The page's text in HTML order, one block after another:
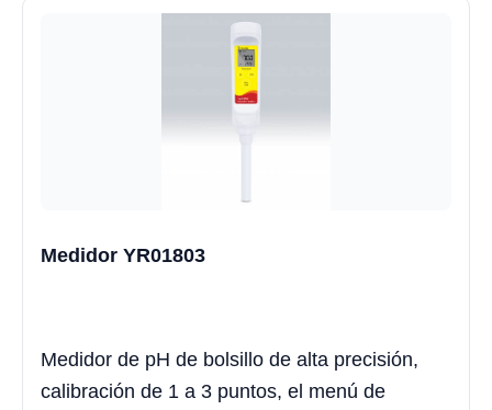
Medidor YR01803
Medidor de pH de bolsillo de alta precisión,
calibración de 1 a 3 puntos, el menú de